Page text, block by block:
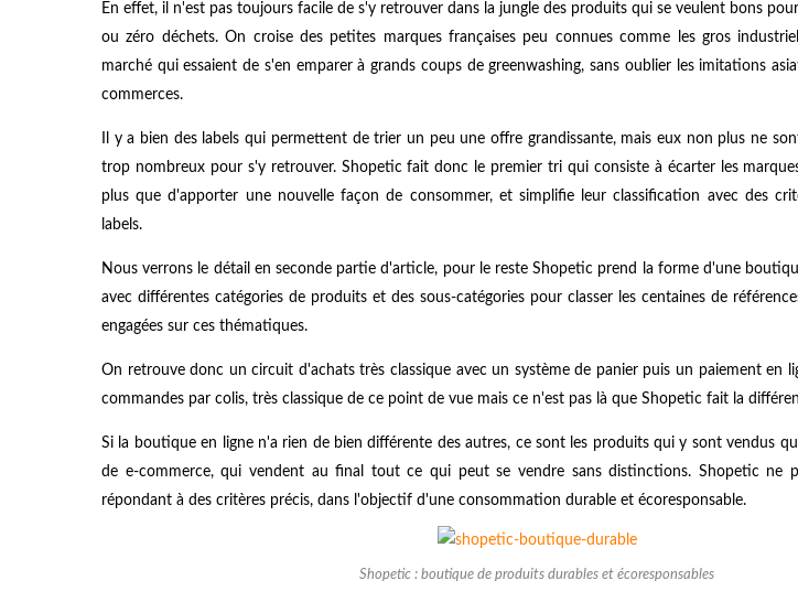
En effet, il n'est pas toujours facile de s'y retrouver dans la jungle des produits qui se veulent bons
ou zéro déchets. On croise des petites marques françaises peu connues comme les gros
marché qui essaient de s'en emparer à grands coups de greenwashing, sans oublier les imitations
commerces.
Il y a bien des labels qui permettent de trier un peu une offre grandissante, mais eux non plus ne
trop nombreux pour s'y retrouver. Shopetic fait donc le premier tri qui consiste à écarter les
plus que d'apporter une nouvelle façon de consommer, et simplifie leur classification avec des
labels.
Nous verrons le détail en seconde partie d'article, pour le reste Shopetic prend la forme d'une
avec différentes catégories de produits et des sous-catégories pour classer les centaines de
engagées sur ces thématiques.
On retrouve donc un circuit d'achats très classique avec un système de panier puis un paiement en
commandes par colis, très classique de ce point de vue mais ce n'est pas là que Shopetic fait la
Si la boutique en ligne n'a rien de bien différente des autres, ce sont les produits qui y sont vendus
de e-commerce, qui vendent au final tout ce qui peut se vendre sans distinctions. Shopetic ne
répondant à des critères précis, dans l'objectif d'une consommation durable et écoresponsable.
Shopetic : boutique de produits durables et écoresponsables